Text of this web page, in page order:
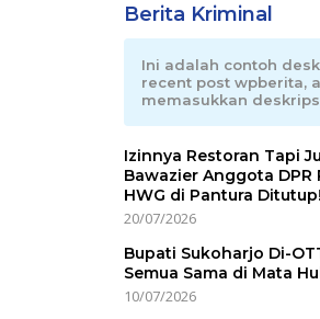
Berita Kriminal
Ini adalah contoh
recent post wpberita,
memasukkan
Izinnya Restoran Tapi
Bawazier Anggota DPR
HWG di Pantura Ditutup!
20/07/2026
Bupati Sukoharjo Di-
Semua Sama di Mata
10/07/2026